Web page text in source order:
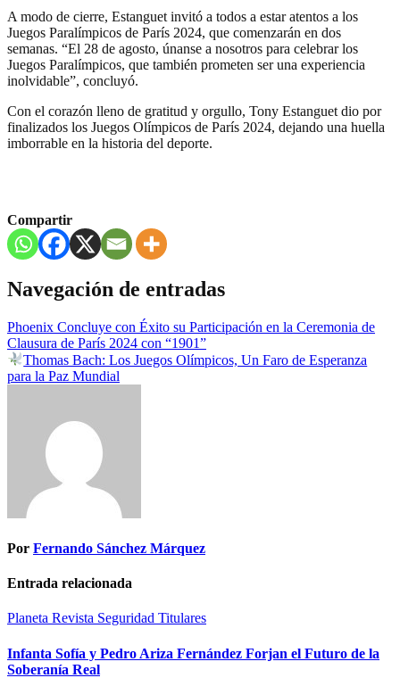
A modo de cierre, Estanguet invitó a todos a estar atentos a los
Juegos Paralímpicos de París 2024, que comenzarán en dos
semanas. “El 28 de agosto, únanse a nosotros para celebrar los
Juegos Paralímpicos, que también prometen ser una experiencia
inolvidable”, concluyó.
Con el corazón lleno de gratitud y orgullo, Tony Estanguet dio por
finalizados los Juegos Olímpicos de París 2024, dejando una huella
imborrable en la historia del deporte.
Compartir
Navegación de entradas
Phoenix Concluye con Éxito su Participación en la Ceremonia de
Clausura de París 2024 con “1901”
Thomas Bach: Los Juegos Olímpicos, Un Faro de Esperanza
para la Paz Mundial
Por Fernando Sánchez Márquez
Entrada relacionada
Planeta Revista Seguridad Titulares
Infanta Sofía y Pedro Ariza Fernández Forjan el Futuro de la
Soberanía Real